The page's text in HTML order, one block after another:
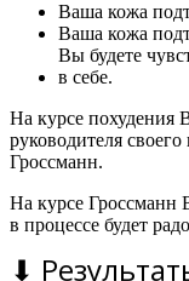
Ваша кожа
Ваша кожа
Вы будете
в себе.
На курсе похудения
руководителя
Гроссманн.
На курсе Гроссманн
в процессе будет
⬇